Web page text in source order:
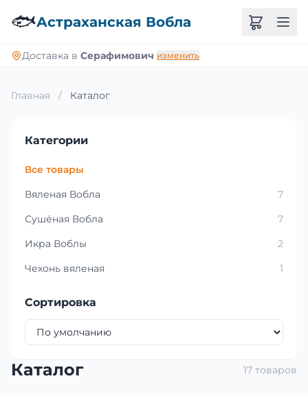
🐟Астраханская Вобла
Доставка в Серафимович изменить
Главная / Каталог
Категории
Все товары
Вяленая Вобла
7
Сушёная Вобла
7
Икра Воблы
2
Чехонь вяленая
1
Сортировка
Каталог 17 товаров